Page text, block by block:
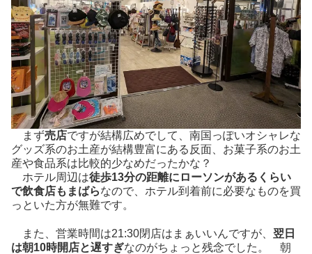
まず売店ですが結構広めでして、南国っぽいオシャレな
グッズ系のお土産が結構豊富にある反面、お菓子系のお土
産や食品系は比較的少なめだったかな？
ホテル周辺は徒歩13分の距離にローソンがあるくらい
で飲食店もまばらなので、ホテル到着前に必要なものを買
っといた方が無難です。
また、営業時間は21:30閉店はまぁいいんですが、 翌日
は朝10時開店と遅すぎなのがちょっと残念でした。 朝